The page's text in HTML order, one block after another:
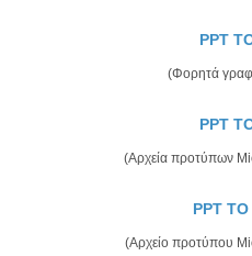
PPT
(Φορητά
PPT
(Αρχεία προτύπων
PPT
(Αρχείο προτύπου